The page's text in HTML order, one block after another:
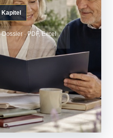
Kapitel
· PDF, Excel